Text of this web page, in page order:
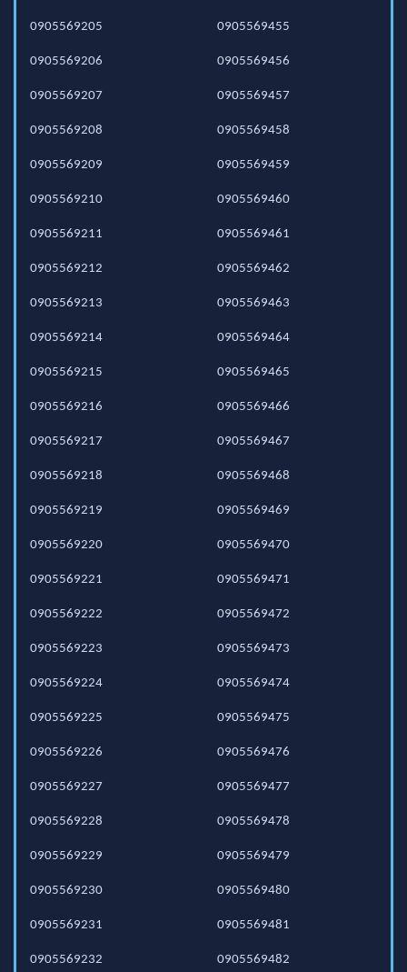
0905569205
0905569206
0905569207
0905569208
0905569209
0905569210
0905569211
0905569212
0905569213
0905569214
0905569215
0905569216
0905569217
0905569218
0905569219
0905569220
0905569221
0905569222
0905569223
0905569224
0905569225
0905569226
0905569227
0905569228
0905569229
0905569230
0905569231
0905569232
0905569455
0905569456
0905569457
0905569458
0905569459
0905569460
0905569461
0905569462
0905569463
0905569464
0905569465
0905569466
0905569467
0905569468
0905569469
0905569470
0905569471
0905569472
0905569473
0905569474
0905569475
0905569476
0905569477
0905569478
0905569479
0905569480
0905569481
0905569482